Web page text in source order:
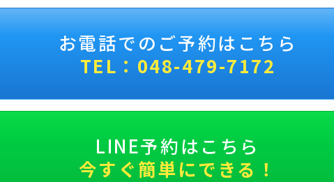
お電話でのご予約はこちら
TEL：048-479-7172
LINE予約はこちら
今すぐ簡単にできる！